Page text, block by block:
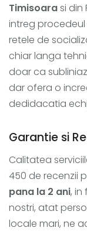
Timisoarasi din
intreg procedeul
retele de
chiar langa
doar ca
dar ofera o
dedidacatia
Garantie si
Calitatea
450 de recenzii
pana la 2 ani, in
nostri, atat
locale mari, ne